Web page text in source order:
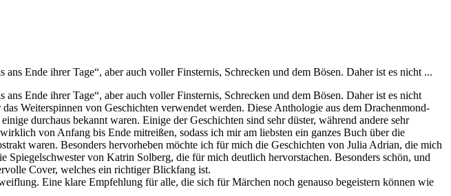
Ende ihrer Tage“, aber auch voller Finsternis, Schrecken und dem Bösen. Daher ist es nicht ...
Ende ihrer Tage“, aber auch voller Finsternis, Schrecken und dem Bösen. Daher ist es nicht
Weiterspinnen von Geschichten verwendet werden. Diese Anthologie aus dem Drachenmond-
durchaus bekannt waren. Einige der Geschichten sind sehr düster, während andere sehr
von Anfang bis Ende mitreißen, sodass ich mir am liebsten ein ganzes Buch über die
waren. Besonders hervorheben möchte ich für mich die Geschichten von Julia Adrian, die mich
von Katrin Solberg, die für mich deutlich hervorstachen. Besonders schön, und
Cover, welches ein richtiger Blickfang ist.
Eine klare Empfehlung für alle, die sich für Märchen noch genauso begeistern können wie